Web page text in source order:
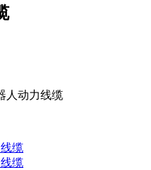
人动力线缆
缆
缆